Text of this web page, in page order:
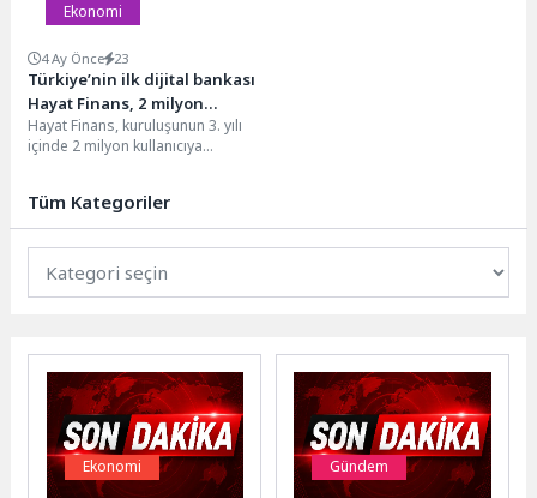
Ekonomi
4 Ay Önce 23
Türkiye’nin ilk dijital bankası
Hayat Finans, 2 milyon
kullanıcıya ulaştı
Hayat Finans, kuruluşunun 3. yılı
içinde 2 milyon kullanıcıya
öncülük...
Tüm Kategoriler
Ekonomi Gündem